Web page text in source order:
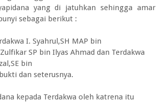
yang di jatuhkan sehingga amar
sebagai berikut :
I. Syahrul,SH MAP bin
SP bin Ilyas Ahmad dan Terdakwa
bin
dan seterusnya.
kepada Terdakwa oleh katrena itu